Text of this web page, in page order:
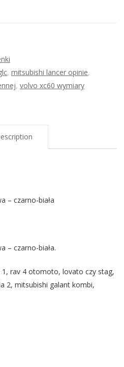
, mitsubishi lancer opinie,
, volvo xc60 wymiary
– czarno-biała
– czarno-biała.
rav 4 otomoto, lovato czy stag,
2, mitsubishi galant kombi,